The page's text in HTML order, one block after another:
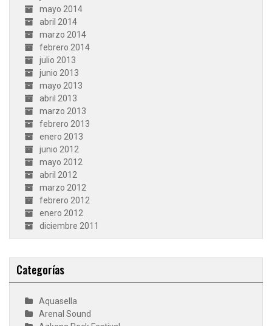
mayo 2014
abril 2014
marzo 2014
febrero 2014
julio 2013
junio 2013
mayo 2013
abril 2013
marzo 2013
febrero 2013
enero 2013
junio 2012
mayo 2012
abril 2012
marzo 2012
febrero 2012
enero 2012
diciembre 2011
Categorías
Aquasella
Arenal Sound